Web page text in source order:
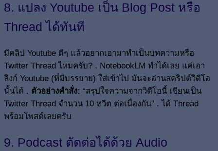
8. แปลง Youtube เป็น Blog Post หรือ
Thread ได้ทันที
มีคลิป Youtube ดีๆ แล้วอยากเอามาทำเป็นบทความหรือ
Twitter Thread ไหมครับ? . NotebookLM ทำได้เลย แค่เอา
ลิงก์ Youtube (ที่มีบรรยาย) ใส่เข้าไป มันจะอ่านสคริปต์วิดีโอ
นั้นได้ . ตัวอย่างคำสั่ง: “สรุปใจความจากวิดีโอนี้ เขียนเป็น
Twitter Thread จำนวน 10 ทวีต ต่อเนื่องกัน” . ได้ Thread
พร้อมโพสต์เลยครับ
9. Podcast ตัดต่อได้ด้วย Audio